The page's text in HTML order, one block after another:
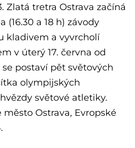
Zlatá tretra Ostrava začíná
(16.30 a 18 h) závody
kladivem a vyvrcholí
v úterý 17. června od
se postaví pět světových
olympijských
světové atletiky.
Ostrava, Evropské